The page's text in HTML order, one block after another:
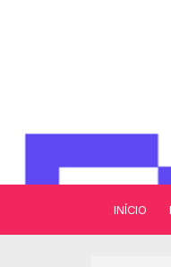
INÍCIO